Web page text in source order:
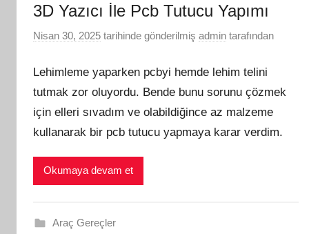
3D Yazıcı İle Pcb Tutucu Yapımı
Nisan 30, 2025 tarihinde gönderilmiş admin tarafından
Lehimleme yaparken pcbyi hemde lehim telini
tutmak zor oluyordu. Bende bunu sorunu çözmek
için elleri sıvadım ve olabildiğince az malzeme
kullanarak bir pcb tutucu yapmaya karar verdim.
Okumaya devam et
Araç Gereçler